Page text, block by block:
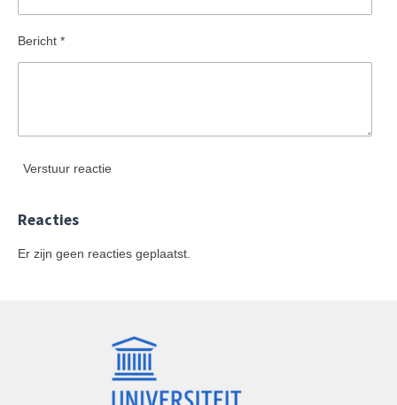
Bericht *
Verstuur reactie
Reacties
Er zijn geen reacties geplaatst.